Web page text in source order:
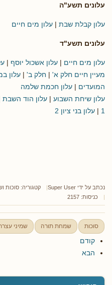
עלונים תשע"ה
עלון קבלת שבת | עלון מים חיים
עלונים תשע"ד
עלון מים חיים | עלון אשכול יוסף |
מעיין חיים חלק א' | חלק ב' | עלון
המועדים | עלון חכמת שלמה
עלון שיחת השבוע | עלון הוד השבת
1
| עלון בני ציון 2
נכתב על ידי Super User קטגוריה: סוכות
כניסות: 2157
סוכות שמחת תורה שמיני
קודם
הבא